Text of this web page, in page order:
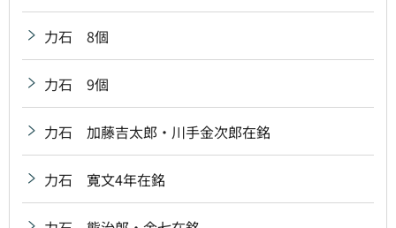
力石 8個
力石 9個
力石 加藤吉太郎・川手金次郎在銘
力石 寛文4年在銘